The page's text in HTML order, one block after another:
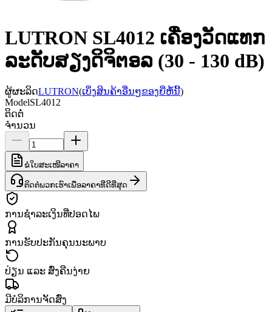
LUTRON SL4012 ເຄື່ອງວັດແທກ
ລະດັບສຽງດິຈິຕອລ (30 - 130 dB)
ຜູ້ຜະລິດLUTRON(ເບິ່ງສິນຄ້າອື່ນໆຂອງຍີ່ຫໍ້ນີ້)
ModelSL4012
ຕິດຕໍ່
ຈຳນວນ
ຂໍໃບສະເໜີລາຄາ
ຕິດຕໍ່ພວກເຮົາເພື່ອລາຄາທີ່ດີທີ່ສຸດ
ການຊຳລະເງິນທີ່ປອດໄພ
ການຮັບປະກັນຄຸນນະພາບ
ປ່ຽນ ແລະ ສົ່ງຄືນງ່າຍ
ມີບໍລິການຈັດສົ່ງ